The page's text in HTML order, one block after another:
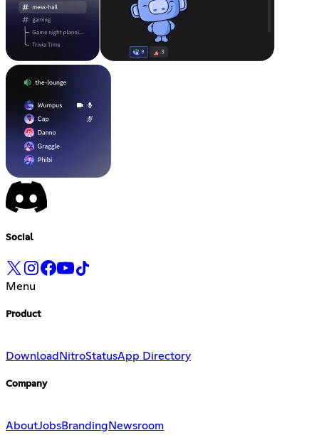
Social
Menu
Product
Download NitroStatusApp Directory
Company
AboutJobsBranding Newsroom